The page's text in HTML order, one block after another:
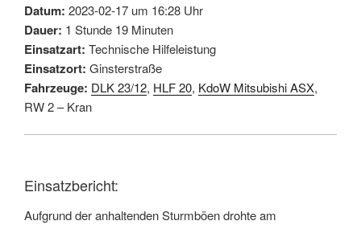
Datum: 2023-02-17 um 16:28 Uhr
Dauer: 1 Stunde 19 Minuten
Einsatzart: Technische Hilfeleistung
Einsatzort: Ginsterstraße
Fahrzeuge: DLK 23/12, HLF 20, KdoW Mitsubishi ASX,
RW 2 – Kran
Einsatzbericht:
Aufgrund der anhaltenden Sturmböen drohte am